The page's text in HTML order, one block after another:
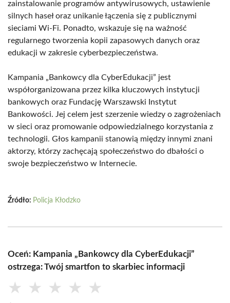
zainstalowanie programów antywirusowych, ustawienie
silnych haseł oraz unikanie łączenia się z publicznymi
sieciami Wi-Fi. Ponadto, wskazuje się na ważność
regularnego tworzenia kopii zapasowych danych oraz
edukacji w zakresie cyberbezpieczeństwa.
Kampania „Bankowcy dla CyberEdukacji” jest
współorganizowana przez kilka kluczowych instytucji
bankowych oraz Fundację Warszawski Instytut
Bankowości. Jej celem jest szerzenie wiedzy o zagrożeniach
w sieci oraz promowanie odpowiedzialnego korzystania z
technologii. Głos kampanii stanowią między innymi znani
aktorzy, którzy zachęcają społeczeństwo do dbałości o
swoje bezpieczeństwo w Internecie.
Źródło: Policja Kłodzko
Oceń: Kampania „Bankowcy dla CyberEdukacji”
ostrzega: Twój smartfon to skarbiec informacji
★ ★ ★ ★ ★